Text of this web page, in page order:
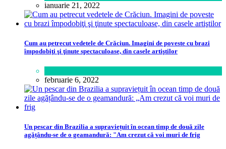
ianuarie 21, 2022
Cum au petrecut vedetele de Crăciun. Imagini de poveste cu brazi
împodobiţi şi ţinute spectaculoase, din casele artiştilor
februarie 6, 2022
Un pescar din Brazilia a supraviețuit în ocean timp de două zile
agățându-se de o geamandură: "Am crezut că voi muri de frig